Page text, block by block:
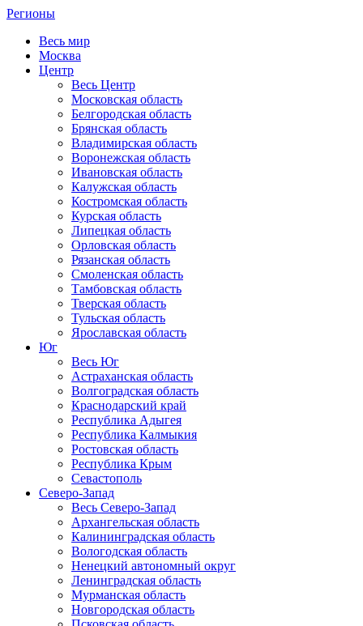
Регионы
Весь мир
Москва
Центр
Весь Центр
Московская область
Белгородская область
Брянская область
Владимирская область
Воронежская область
Ивановская область
Калужская область
Костромская область
Курская область
Липецкая область
Орловская область
Рязанская область
Смоленская область
Тамбовская область
Тверская область
Тульская область
Ярославская область
Юг
Весь Юг
Астраханская область
Волгоградская область
Краснодарский край
Республика Адыгея
Республика Калмыкия
Ростовская область
Республика Крым
Севастополь
Северо-Запад
Весь Северо-Запад
Архангельская область
Калининградская область
Вологодская область
Ненецкий автономный округ
Ленинградская область
Мурманская область
Новгородская область